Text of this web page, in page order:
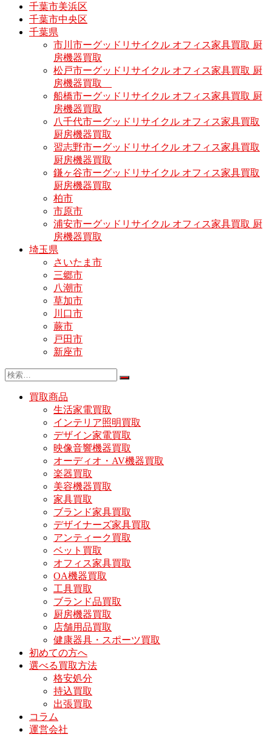
千葉市美浜区
千葉市中央区
千葉県
市川市ーグッドリサイクル オフィス家具買取 厨
房機器買取
松戸市ーグッドリサイクル オフィス家具買取 厨
房機器買取
船橋市ーグッドリサイクル オフィス家具買取 厨
房機器買取
八千代市ーグッドリサイクル オフィス家具買取
厨房機器買取
習志野市ーグッドリサイクル オフィス家具買取
厨房機器買取
鎌ヶ谷市ーグッドリサイクル オフィス家具買取
厨房機器買取
柏市
市原市
浦安市ーグッドリサイクル オフィス家具買取 厨
房機器買取
埼玉県
さいたま市
三郷市
八潮市
草加市
川口市
蕨市
戸田市
新座市
買取商品
生活家電買取
インテリア照明買取
デザイン家電買取
映像音響機器買取
オーディオ・AV機器買取
楽器買取
美容機器買取
家具買取
ブランド家具買取
デザイナーズ家具買取
アンティーク買取
ベット買取
オフィス家具買取
OA機器買取
工具買取
ブランド品買取
厨房機器買取
店舗用品買取
健康器具・スポーツ買取
初めての方へ
選べる買取方法
格安処分
持込買取
出張買取
コラム
運営会社